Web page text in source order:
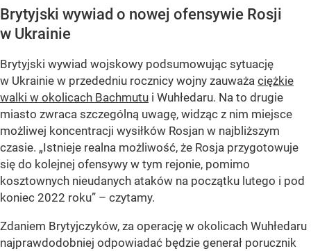
Brytyjski wywiad o nowej ofensywie Rosji
w Ukrainie
Brytyjski wywiad wojskowy podsumowując sytuację
w Ukrainie w przededniu rocznicy wojny zauważa ciężkie
walki w okolicach Bachmutu i Wuhłedaru. Na to drugie
miasto zwraca szczególną uwagę, widząc z nim miejsce
możliwej koncentracji wysiłków Rosjan w najbliższym
czasie. „Istnieje realna możliwość, że Rosja przygotowuje
się do kolejnej ofensywy w tym rejonie, pomimo
kosztownych nieudanych ataków na początku lutego i pod
koniec 2022 roku” – czytamy.
Zdaniem Brytyjczyków, za operację w okolicach Wuhłedaru
najprawdodobniej odpowiadać będzie generał porucznik